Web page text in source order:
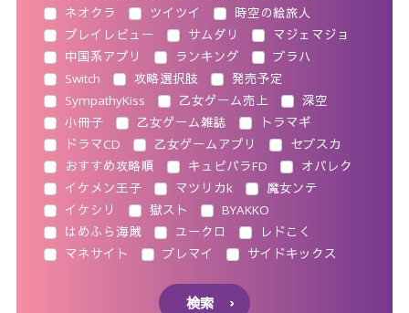
ネオクラ
ツイツイ
時空の絵旅人
プレイレビュー
サムダリ
マジェマジョ
中国系アプリ
ランキング
ブラハ
Switch
攻略選択肢
発売予定
SympathyKiss
乙女ゲーム売上
深空
小冊子
乙女ゲーム雑誌
トラマギ
ドラマCD
乙女ゲームアプリ
セブスカ
おすすめ攻略順
キュピパラFD
オバレク
イケメン王子
マツリカk
魔女ンテ
イケシリ
獄スト
BYAKKO
はめふら海賊
ユークロ
レドこく
マネサイト
ブレマイ サイドキックス
検索